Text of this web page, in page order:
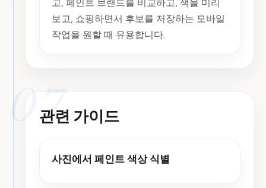
고, 페인트 브랜드를 비교하고, 색을 미리
보고, 쇼핑하면서 후보를 저장하는 모바일
작업을 원할 때 유용합니다.
07
관련 가이드
사진에서 페인트 색상 식별